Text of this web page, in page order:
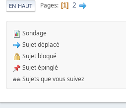
EN HAUT Pages 1 2
Sondage
Sujet déplacé
Sujet bloqué
Sujet épinglé
Sujets que vous suivez